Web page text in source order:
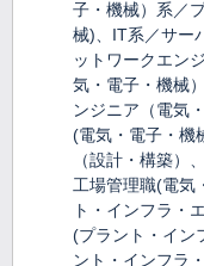
子・機械）系／
械)、IT系／サー
ットワークエン
気・電子・機械
ンジニア（電気
(電気・電子・機
（設計・構築）
工場管理職(電気
ト・インフラ・
(プラント・イン
ント・インフラ